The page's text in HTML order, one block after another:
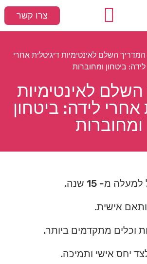
צרו קשר
המדריך השלם לאינטימיות דיגיטלית אחרי
לידה: ביטחון ומחוברות
לאינטימיות
אחרי לידה: ביטחון
ומחוברות
מ- 15 שנה.
אישית.
וכלים מתקדמים ביותר.
לצד יחס אישי ותמיכה.